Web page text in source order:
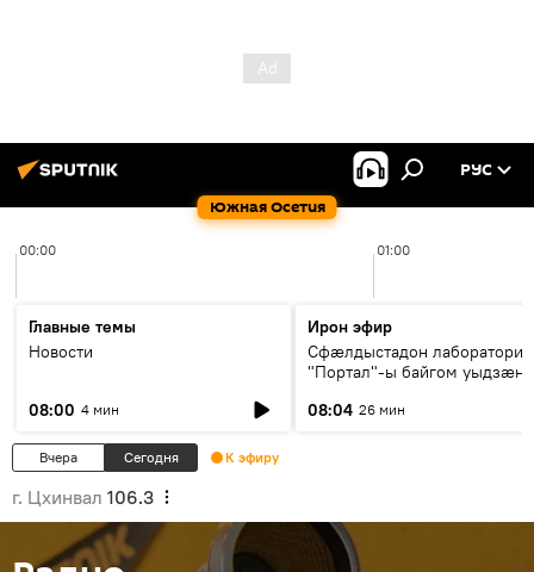
Южная Осетия
РУС
00:00 01:00
Главные темы
Новости
08:00 4 мин
Ирон эфир
Сфæлдыстадон лаборатори
"Портал"-ы байгом уыдзæн
Æхсары куыстыты равдыст
08:04 26 мин
Вчера Сегодня К эфиру
г. Цхинвал 106.3